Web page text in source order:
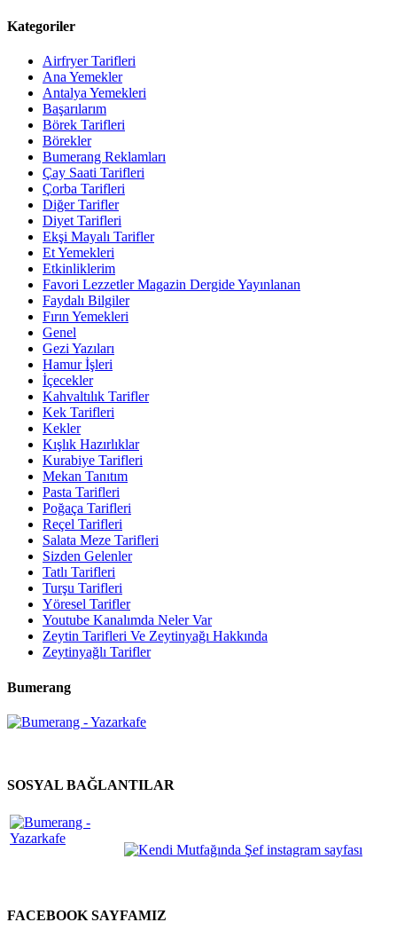
Kategoriler
Airfryer Tarifleri
Ana Yemekler
Antalya Yemekleri
Başarılarım
Börek Tarifleri
Börekler
Bumerang Reklamları
Çay Saati Tarifleri
Çorba Tarifleri
Diğer Tarifler
Diyet Tarifleri
Ekşi Mayalı Tarifler
Et Yemekleri
Etkinliklerim
Favori Lezzetler Magazin Dergide Yayınlanan
Faydalı Bilgiler
Fırın Yemekleri
Genel
Gezi Yazıları
Hamur İşleri
İçecekler
Kahvaltılık Tarifler
Kek Tarifleri
Kekler
Kışlık Hazırlıklar
Kurabiye Tarifleri
Mekan Tanıtım
Pasta Tarifleri
Poğaça Tarifleri
Reçel Tarifleri
Salata Meze Tarifleri
Sizden Gelenler
Tatlı Tarifleri
Turşu Tarifleri
Yöresel Tarifler
Youtube Kanalımda Neler Var
Zeytin Tarifleri Ve Zeytinyağı Hakkında
Zeytinyağlı Tarifler
Bumerang
SOSYAL BAĞLANTILAR
FACEBOOK SAYFAMIZ